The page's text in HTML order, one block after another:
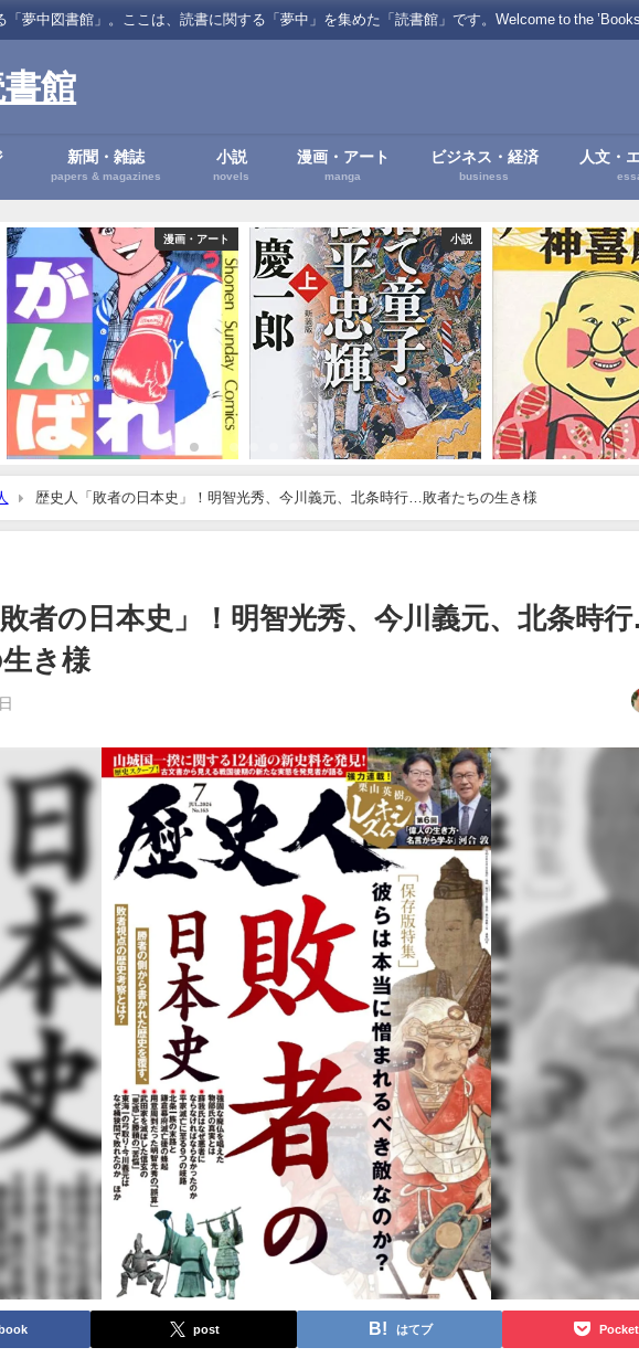
夢中図書館」。ここは、読書に関する「夢中」を集めた「読書館」です。Welcome to the
館
新聞・雑誌
papers & magazines
小説
novels
漫画・アート
manga
ビジネス・経済
business
人文・
漫画・アート 小説
歴史人「敗者の日本史」！明智光秀、今川義元、北条時行…敗者たちの生き様
者の日本史」！明智光秀、今川義元、北条時
き様
post はてブ Pocket